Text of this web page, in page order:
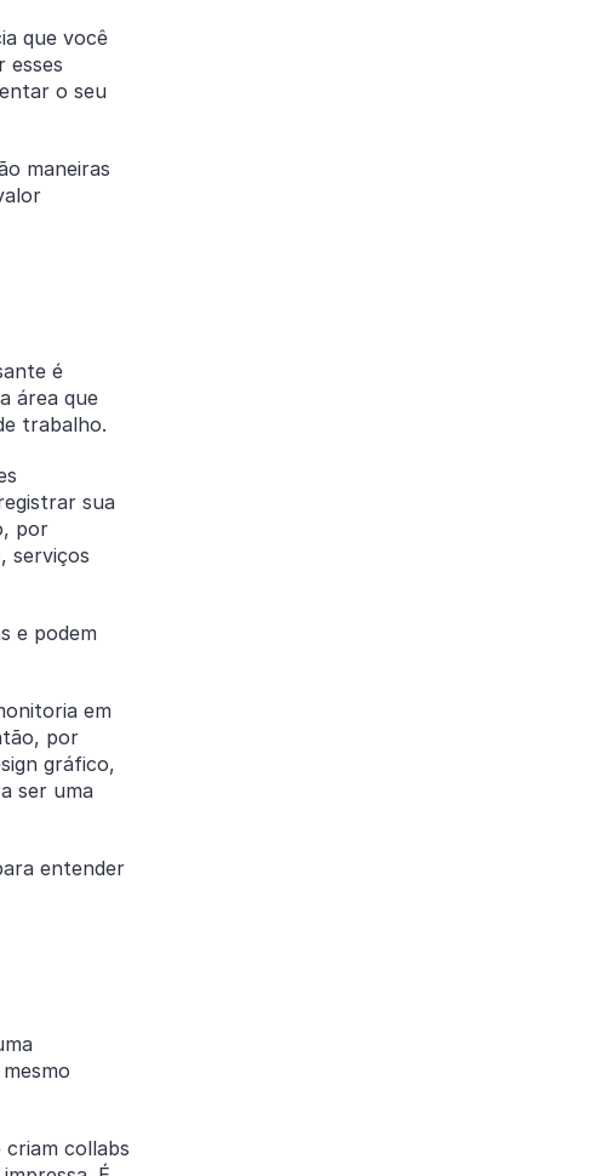
que você
esses
o seu
maneiras
é
área que
trabalho.
sua
por
serviços
e podem
em
por
gráfico,
ser uma
entender
criam collabs